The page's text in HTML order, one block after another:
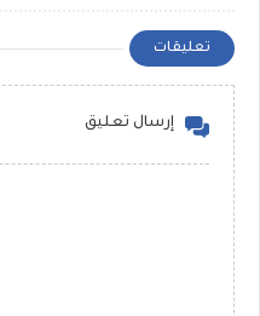
تعليقات
إرسال تعليق